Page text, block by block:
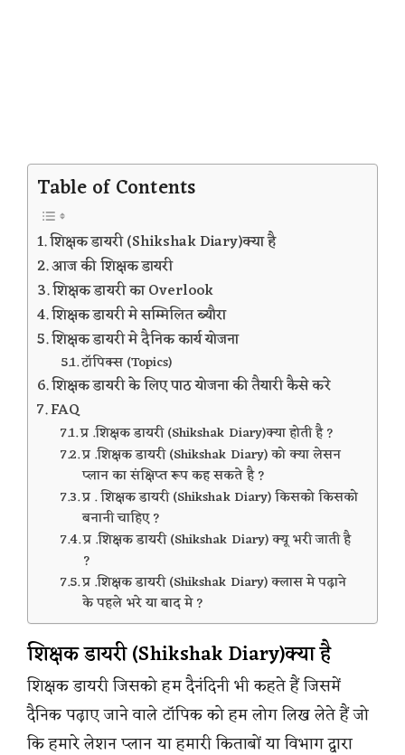
Table of Contents
शिक्षक डायरी (Shikshak Diary)क्या है
आज की शिक्षक डायरी
शिक्षक डायरी का Overlook
शिक्षक डायरी मे सम्मिलित ब्यौरा
शिक्षक डायरी मे दैनिक कार्य योजना
टॉपिक्स (Topics)
शिक्षक डायरी के लिए पाठ योजना की तैयारी कैसे करे
FAQ
प्र .शिक्षक डायरी (Shikshak Diary)क्या होती है ?
प्र .शिक्षक डायरी (Shikshak Diary) को क्या लेसन
प्लान का संक्षिप्त रूप कह सकते है ?
प्र . शिक्षक डायरी (Shikshak Diary) किसको किसको
बनानी चाहिए ?
प्र .शिक्षक डायरी (Shikshak Diary) क्यू भरी जाती है
?
प्र .शिक्षक डायरी (Shikshak Diary) क्लास मे पढ़ाने
के पहले भरे या बाद मे ?
शिक्षक डायरी (Shikshak Diary)क्या है
शिक्षक डायरी जिसको हम दैनंदिनी भी कहते हैं जिसमें
दैनिक पढ़ाए जाने वाले टॉपिक को हम लोग लिख लेते हैं जो
कि हमारे लेशन प्लान या हमारी किताबों या विभाग द्वारा